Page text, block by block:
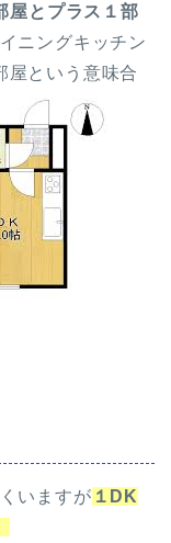
屋とプラス１部
ニングキッチン
屋という意味合
いますが １DK